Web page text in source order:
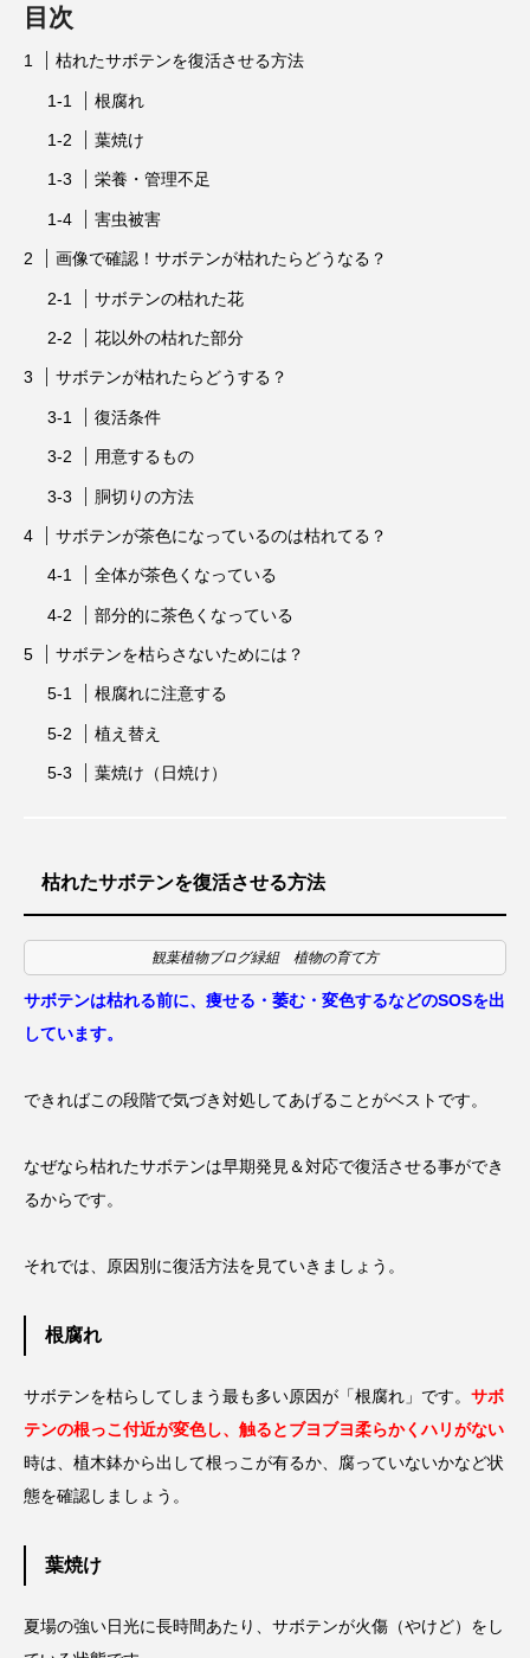
目次
枯れたサボテンを復活させる方法
根腐れ
葉焼け
栄養・管理不足
害虫被害
画像で確認！サボテンが枯れたらどうなる？
サボテンの枯れた花
花以外の枯れた部分
サボテンが枯れたらどうする？
復活条件
用意するもの
胴切りの方法
サボテンが茶色になっているのは枯れてる？
全体が茶色くなっている
部分的に茶色くなっている
サボテンを枯らさないためには？
根腐れに注意する
植え替え
葉焼け（日焼け）
枯れたサボテンを復活させる方法
観葉植物ブログ緑組 植物の育て方
サボテンは枯れる前に、痩せる・萎む・変色するなどのSOSを出
しています。
できればこの段階で気づき対処してあげることがベストです。
なぜなら枯れたサボテンは早期発見＆対応で復活させる事ができ
るからです。
それでは、原因別に復活方法を見ていきましょう。
根腐れ
サボテンを枯らしてしまう最も多い原因が「根腐れ」です。 サボ
テンの根っこ付近が変色し、触るとブヨブヨ柔らかくハリがない
時は、植木鉢から出して根っこが有るか、腐っていないかなど状
態を確認しましょう。
葉焼け
夏場の強い日光に長時間あたり、サボテンが火傷（やけど）をし